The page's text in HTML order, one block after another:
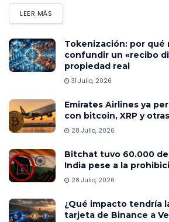
LEER MÁS
Tokenización: por qué
confundir un «recibo
propiedad real
31 Julio, 2026
Emirates Airlines ya
con bitcoin, XRP y
28 Julio, 2026
Bitchat tuvo 60.000
India pese a la
28 Julio, 2026
¿Qué impacto tendría
tarjeta de Binance a